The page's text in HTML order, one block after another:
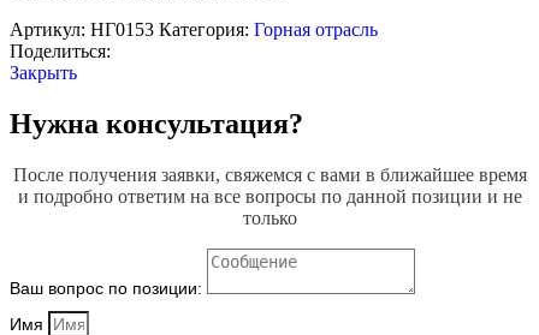
натурными
образцами
Артикул: НГ0153 Категория: Горная отрасль
Поделиться:
Закрыть
Нужна консультация?
После получения заявки, свяжемся с вами в ближайшее время
и подробно ответим на все вопросы по данной позиции и не
только
Ваш вопрос по позиции:
Имя